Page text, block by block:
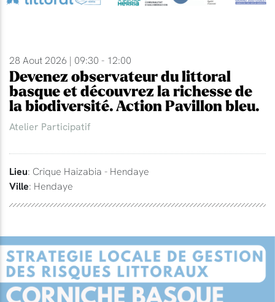
28 Aout 2026 | 09:30 - 12:00
Devenez observateur du littoral
basque et découvrez la richesse de
la biodiversité. Action Pavillon bleu.
Atelier Participatif
Lieu: Crique Haizabia - Hendaye
Ville: Hendaye